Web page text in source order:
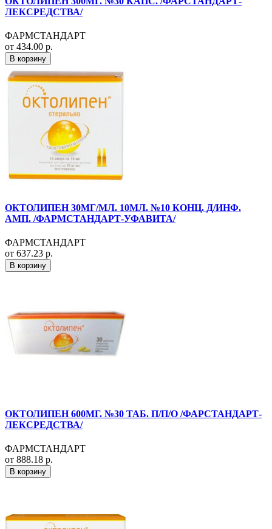
ЛЕКСРЕДСТВА/
ФАРМСТАНДАРТ
от 434.00 р.
В корзину
ОКТОЛИПЕН 30МГ/МЛ. 10МЛ. №10 КОНЦ. Д/ИНФ.
АМП. /ФАРМСТАНДАРТ-УФАВИТА/
ФАРМСТАНДАРТ
от 637.23 р.
В корзину
ОКТОЛИПЕН 600МГ. №30 ТАБ. П/П/О /ФАРСТАНДАРТ-
ЛЕКСРЕДСТВА/
ФАРМСТАНДАРТ
от 888.18 р.
В корзину